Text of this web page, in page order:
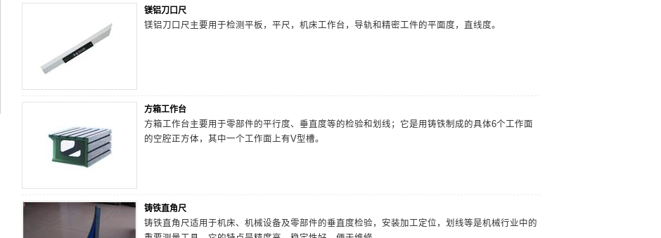
镁铝刀口尺
镁铝刀口尺主要用于检测平板，平尺，机床工作台，导轨和精密工件的平面度，直线度。
方箱工作台
方箱工作台主要用于零部件的平行度、垂直度等的检验和划线；它是用铸铁制成的具体6个工作面
的空腔正方体，其中一个工作面上有V型槽。
铸铁直角尺
铸铁直角尺适用于机床、机械设备及零部件的垂直度检验，安装加工定位，划线等是机械行业中的